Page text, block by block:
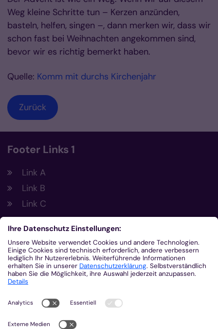
Weg kleine Schritte tun – Kerzen anzünden,
basteln, helfen, singen –, dann merken wir, dass wir
schon fast bei Weihnachten angekommen sind,
bevor wir es richtig bemerkt haben.
Quelle: Komm mit durchs Kirchenjahr
Zurück
Footer Links 1
Link A
Link B
Link C
Footer Links 2
Link A
Link B
Link C
Kontakt